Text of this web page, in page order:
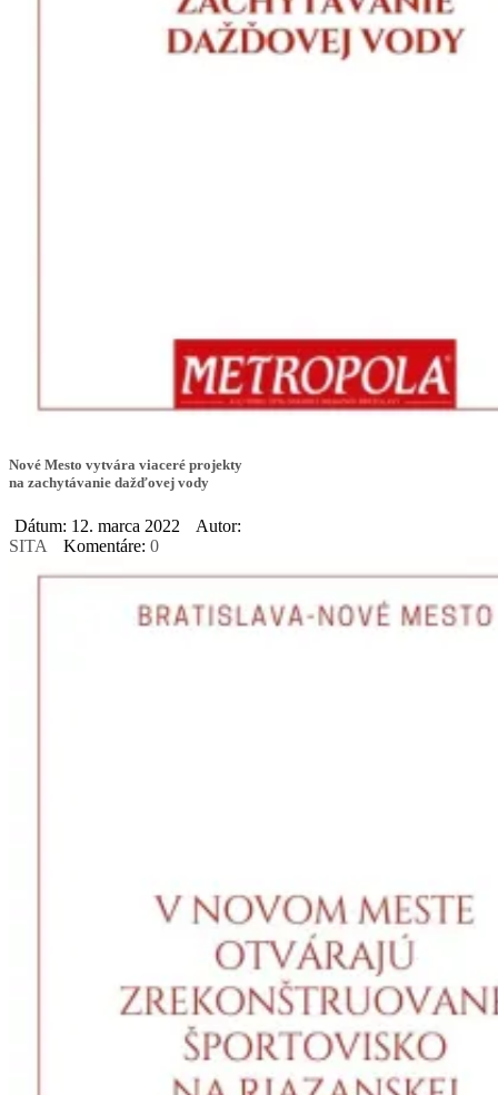
Nové Mesto vytvára viaceré projekty
na zachytávanie dažďovej vody
Dátum: 12. marca 2022
Autor:
SITA
Komentáre: 0